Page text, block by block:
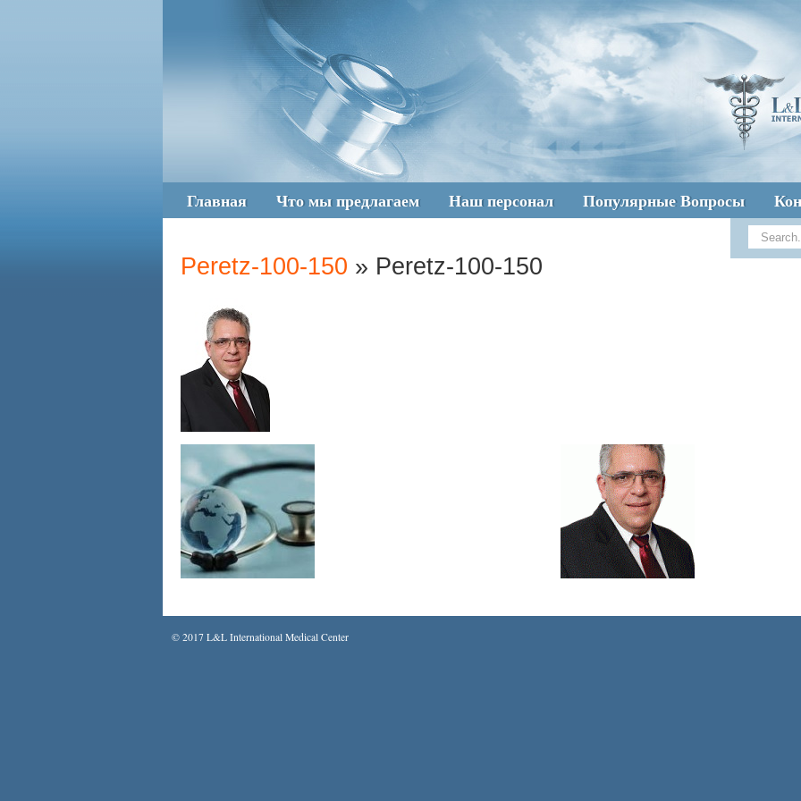
Главная Что мы предлагаем Наш персонал Популярные Вопросы
Peretz-100-150 » Peretz-100-150
© 2017 L&L International Medical Center